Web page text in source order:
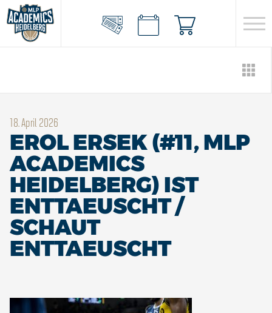
18. April 2026
EROL ERSEK (#11, MLP
ACADEMICS
HEIDELBERG) IST
ENTTAEUSCHT /
SCHAUT
ENTTAEUSCHT